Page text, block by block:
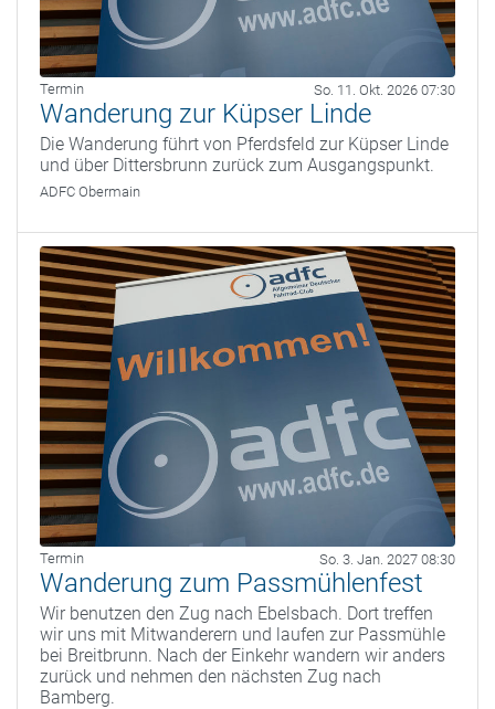
Termin So. 11. Okt. 2026 07:30
Wanderung zur Küpser Linde
Die Wanderung führt von Pferdsfeld zur Küpser Linde
und über Dittersbrunn zurück zum Ausgangspunkt.
ADFC Obermain
Termin So. 3. Jan. 2027 08:30
Wanderung zum Passmühlenfest
Wir benutzen den Zug nach Ebelsbach. Dort treffen
wir uns mit Mitwanderern und laufen zur Passmühle
bei Breitbrunn. Nach der Einkehr wandern wir anders
zurück und nehmen den nächsten Zug nach
Bamberg.